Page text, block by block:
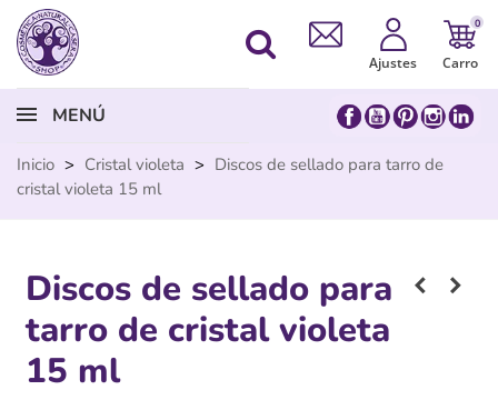
Ajustes
0
Carro
MENÚ
Inicio > Cristal violeta > Discos de sellado para tarro de
cristal violeta 15 ml
Discos de sellado para
tarro de cristal violeta
15 ml